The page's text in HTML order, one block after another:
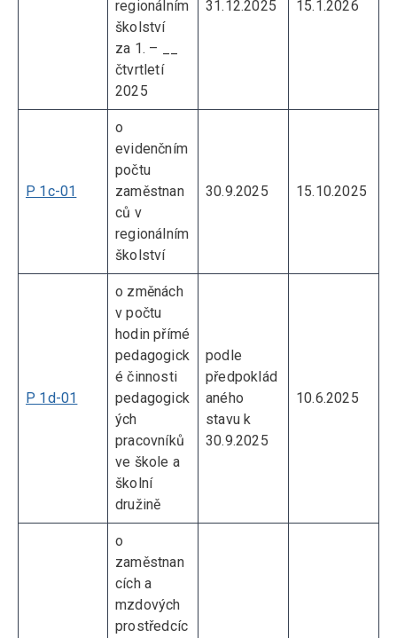
regionálním
školství
za 1. – __
čtvrtletí
2025
31.12.2025 15.1.2026
P 1c-01
o
evidenčním
počtu
zaměstnan
ců v
regionálním
školství
30.9.2025 15.10.2025
P 1d-01
o změnách
v počtu
hodin přímé
pedagogick
é činnosti
pedagogick
ých
pracovníků
ve škole a
školní
družině
podle
předpoklád
aného
stavu k
30.9.2025
10.6.2025
o
zaměstnan
cích a
mzdových
prostředcíc